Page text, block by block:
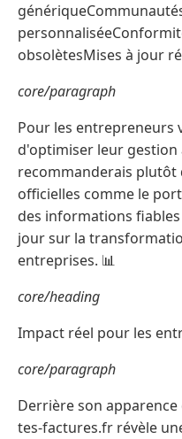
obsolètesMises à jour
core/paragraph
Pour les entrepreneurs
d'optimiser leur
recommanderais plutôt
officielles comme le
des informations
jour sur la
entreprises. 📊
core/heading
Impact réel pour les
core/paragraph
Derrière son
tes-factures.fr révèle